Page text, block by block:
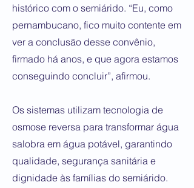
histórico com o semiárido. “Eu, como
pernambucano, fico muito contente em
ver a conclusão desse convênio,
firmado há anos, e que agora estamos
conseguindo concluir”, afirmou.
Os sistemas utilizam tecnologia de
osmose reversa para transformar água
salobra em água potável, garantindo
qualidade, segurança sanitária e
dignidade às famílias do semiárido.